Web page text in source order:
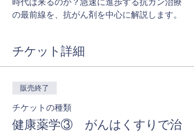
の最前線を、抗がん剤を中心に解説します。
チケット詳細
販売終了
チケットの種類
健康薬学③ がんはくすりで治